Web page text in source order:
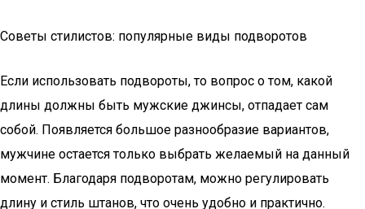
Советы стилистов: популярные виды подворотов
Если использовать подвороты, то вопрос о том, какой
длины должны быть мужские джинсы, отпадает сам
собой. Появляется большое разнообразие вариантов,
мужчине остается только выбрать желаемый на данный
момент. Благодаря подворотам, можно регулировать
длину и стиль штанов, что очень удобно и практично.